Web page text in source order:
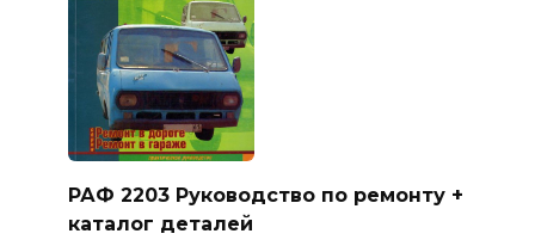
РАФ 2203 Руководство по ремонту +
каталог деталей